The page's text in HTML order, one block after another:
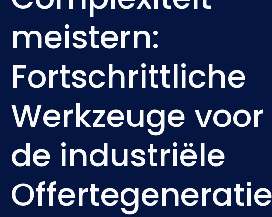
meistern:
Fortschrittliche
Werkzeuge voor
de industriële
Offertegeneratie